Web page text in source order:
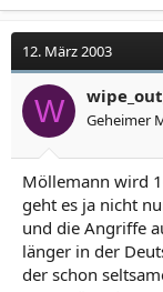
12. März 2003
W Geheimer
Möllemann wird
geht es ja nicht
und die Angriffe
länger in der
der schon